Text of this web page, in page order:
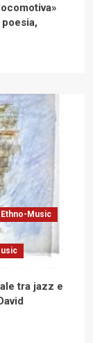
Ethno-Music
tra jazz e